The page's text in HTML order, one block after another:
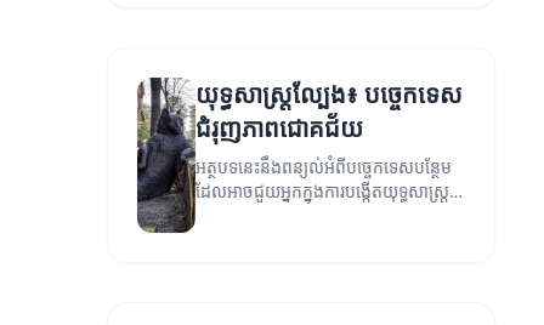
យុទ្ធសាស្ត្រល្បែង៖ បច្ចេកទេស
ជំរុញភាពជោគជ័យ
អត្ថបទនេះនឹងពន្យល់អំពីបច្ចេកទេសបន្ថែម
ដែលអាចជួយអ្នកក្នុងការបង្កើតយុទ្ធសាស្ត្រ